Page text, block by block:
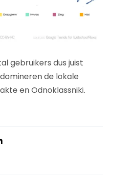
gebruikers dus juist
de lokale
en Odnoklassniki.